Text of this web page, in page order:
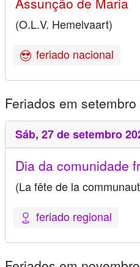
(O.L.V. Hemelvaart)
feriado nacional
Feriados em setembro
Sáb, 27 de setembro
Dia da comunidade
(La fête de la
feriado regional